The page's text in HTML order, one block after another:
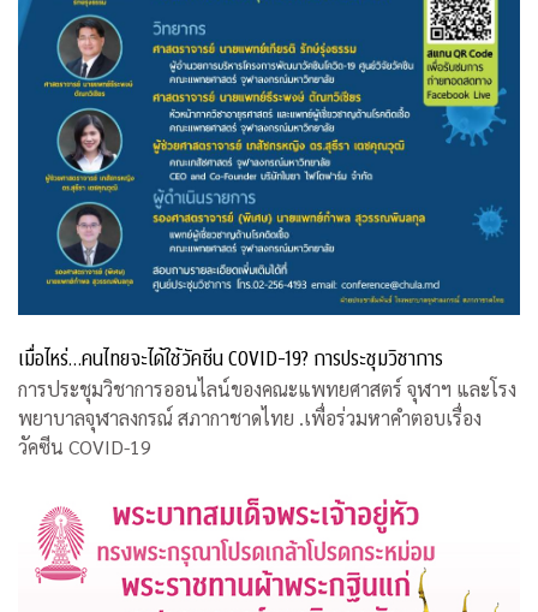
เมื่อไหร่…คนไทยจะได้ใช้วัคซีน COVID-19? การประชุมวิชาการ
การประชุมวิชาการออนไลน์ของคณะแพทยศาสตร์ จุฬาฯ และโรง
พยาบาลจุฬาลงกรณ์ สภากาชาดไทย .เพื่อร่วมหาคำตอบเรื่อง
วัคซีน COVID-19